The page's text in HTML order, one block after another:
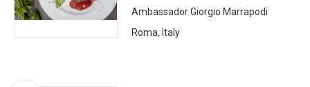
Ambassador Giorgio Marrapodi
Roma, Italy